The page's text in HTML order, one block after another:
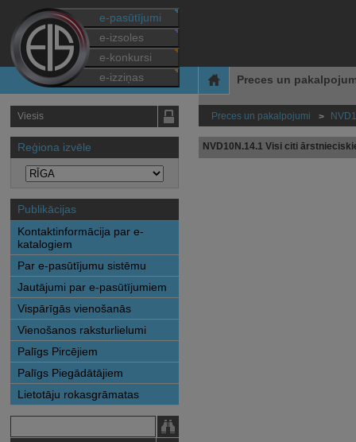
e-pasūtījumi
e-izsoles
e-konkursi
e-izziņas
Preces un
Viesis
Reģiona izvēle
Publikācijas
Kontaktinformācija par e-
katalogiem
Par e-pasūtījumu sistēmu
Jautājumi par e-pasūtījumiem
Vispārīgās vienošanās
Vienošanos raksturlielumi
Palīgs Pircējiem
Palīgs Piegādātājiem
Lietotāju rokasgrāmatas
Preces un pakalpojumi >
NVD10N.14.1 Visi citi